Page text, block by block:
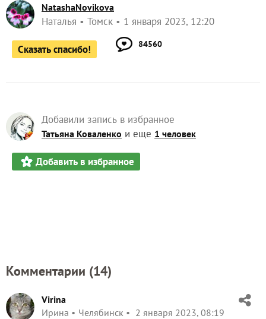
NatashaNovikova
Наталья Томск 1 января 2023, 12:20
Сказать спасибо! 84560
Добавили запись в избранное
Татьяна Коваленко и еще 1 человек
Добавить в избранное
Комментарии (14)
Virina
Ирина
Челябинск 2 января 2023, 08:19